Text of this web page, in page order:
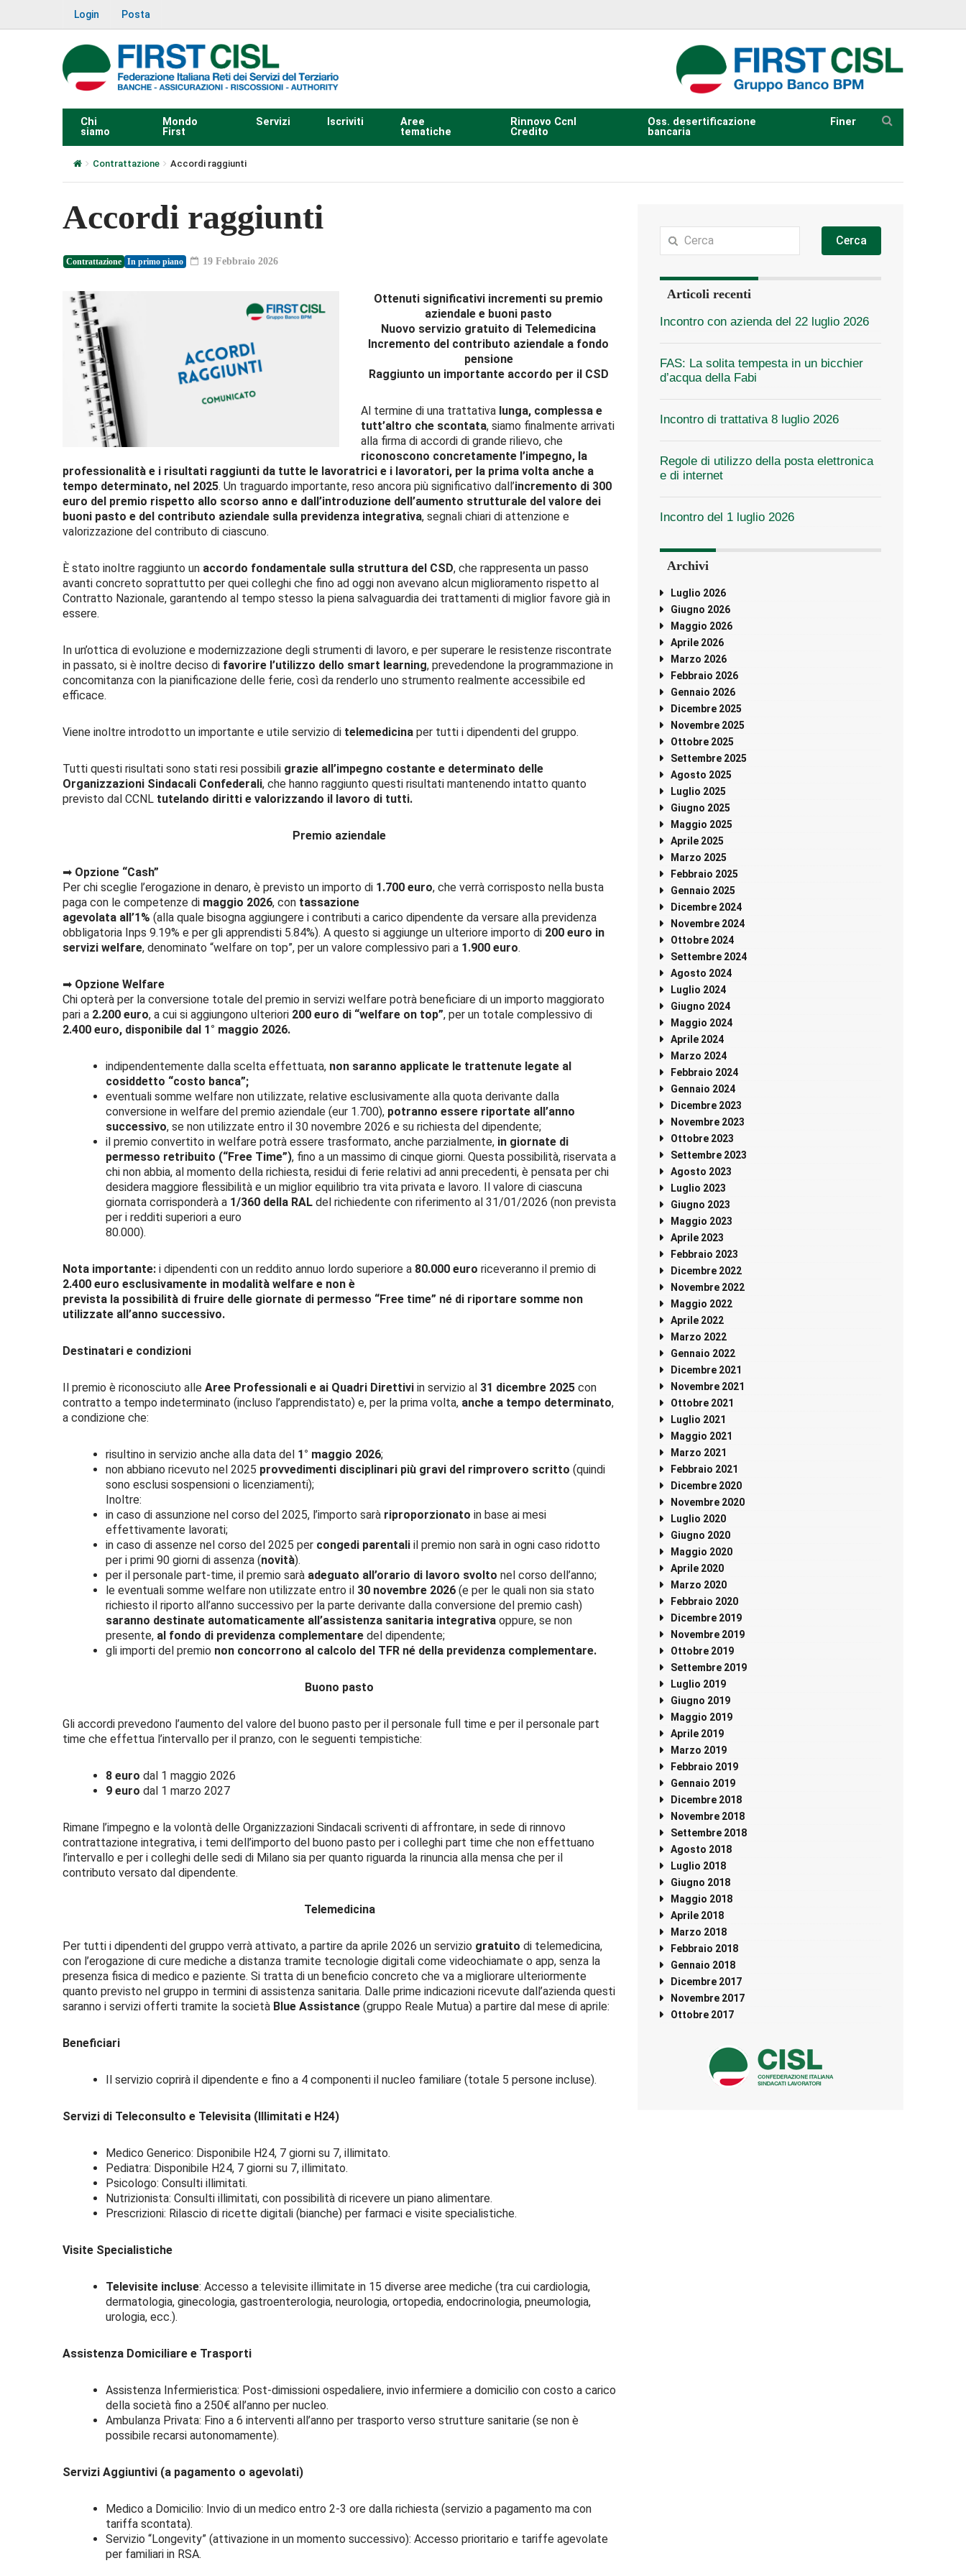
Login Posta
Chi
siamo
Mondo
First
Servizi Iscriviti
Aree
tematiche
Rinnovo Ccnl
Credito
Oss. desertificazione
bancaria
Finer
Contrattazione Accordi raggiunti
Accordi raggiunti
Contrattazione In primo piano 19 Febbraio 2026
Ottenuti significativi incrementi su premio
aziendale e buoni pasto
Nuovo servizio gratuito di Telemedicina
Incremento del contributo aziendale a fondo
pensione
Raggiunto un importante accordo per il CSD
Al termine di una trattativa lunga, complessa e
tutt’altro che scontata, siamo finalmente arrivati
alla firma di accordi di grande rilievo, che
riconoscono concretamente l’impegno, la
professionalità e i risultati raggiunti da tutte le lavoratrici e i lavoratori, per la prima volta anche a
tempo determinato, nel 2025. Un traguardo importante, reso ancora più significativo dall’incremento di 300
euro del premio rispetto allo scorso anno e dall’introduzione dell’aumento strutturale del valore dei
buoni pasto e del contributo aziendale sulla previdenza integrativa, segnali chiari di attenzione e
valorizzazione del contributo di ciascuno.
È stato inoltre raggiunto un accordo fondamentale sulla struttura del CSD, che rappresenta un passo
avanti concreto soprattutto per quei colleghi che fino ad oggi non avevano alcun miglioramento rispetto al
Contratto Nazionale, garantendo al tempo stesso la piena salvaguardia dei trattamenti di miglior favore già in
essere.
In un’ottica di evoluzione e modernizzazione degli strumenti di lavoro, e per superare le resistenze riscontrate
in passato, si è inoltre deciso di favorire l’utilizzo dello smart learning, prevedendone la programmazione in
concomitanza con la pianificazione delle ferie, così da renderlo uno strumento realmente accessibile ed
efficace.
Viene inoltre introdotto un importante e utile servizio di telemedicina per tutti i dipendenti del gruppo.
Tutti questi risultati sono stati resi possibili grazie all’impegno costante e determinato delle
Organizzazioni Sindacali Confederali, che hanno raggiunto questi risultati mantenendo intatto quanto
previsto dal CCNL tutelando diritti e valorizzando il lavoro di tutti.
Premio aziendale
➡ Opzione “Cash”
Per chi sceglie l’erogazione in denaro, è previsto un importo di 1.700 euro, che verrà corrisposto nella busta
paga con le competenze di maggio 2026, con tassazione
agevolata all’1% (alla quale bisogna aggiungere i contributi a carico dipendente da versare alla previdenza
obbligatoria Inps 9.19% e per gli apprendisti 5.84%). A questo si aggiunge un ulteriore importo di 200 euro in
servizi welfare, denominato “welfare on top”, per un valore complessivo pari a 1.900 euro.
➡ Opzione Welfare
Chi opterà per la conversione totale del premio in servizi welfare potrà beneficiare di un importo maggiorato
pari a 2.200 euro, a cui si aggiungono ulteriori 200 euro di “welfare on top”, per un totale complessivo di
2.400 euro, disponibile dal 1° maggio 2026.
indipendentemente dalla scelta effettuata, non saranno applicate le trattenute legate al
cosiddetto “costo banca”;
eventuali somme welfare non utilizzate, relative esclusivamente alla quota derivante dalla
conversione in welfare del premio aziendale (eur 1.700), potranno essere riportate all’anno
successivo, se non utilizzate entro il 30 novembre 2026 e su richiesta del dipendente;
il premio convertito in welfare potrà essere trasformato, anche parzialmente, in giornate di
permesso retribuito (“Free Time”), fino a un massimo di cinque giorni. Questa possibilità, riservata a
chi non abbia, al momento della richiesta, residui di ferie relativi ad anni precedenti, è pensata per chi
desidera maggiore flessibilità e un miglior equilibrio tra vita privata e lavoro. Il valore di ciascuna
giornata corrisponderà a 1/360 della RAL del richiedente con riferimento al 31/01/2026 (non prevista
per i redditi superiori a euro
80.000).
Nota importante: i dipendenti con un reddito annuo lordo superiore a 80.000 euro riceveranno il premio di
2.400 euro esclusivamente in modalità welfare e non è
prevista la possibilità di fruire delle giornate di permesso “Free time” né di riportare somme non
utilizzate all’anno successivo.
Destinatari e condizioni
Il premio è riconosciuto alle Aree Professionali e ai Quadri Direttivi in servizio al 31 dicembre 2025 con
contratto a tempo indeterminato (incluso l’apprendistato) e, per la prima volta, anche a tempo determinato,
a condizione che:
risultino in servizio anche alla data del 1° maggio 2026;
non abbiano ricevuto nel 2025 provvedimenti disciplinari più gravi del rimprovero scritto (quindi
sono esclusi sospensioni o licenziamenti);
Inoltre:
in caso di assunzione nel corso del 2025, l’importo sarà riproporzionato in base ai mesi
effettivamente lavorati;
in caso di assenze nel corso del 2025 per congedi parentali il premio non sarà in ogni caso ridotto
per i primi 90 giorni di assenza (novità).
per il personale part-time, il premio sarà adeguato all’orario di lavoro svolto nel corso dell’anno;
le eventuali somme welfare non utilizzate entro il 30 novembre 2026 (e per le quali non sia stato
richiesto il riporto all’anno successivo per la parte derivante dalla conversione del premio cash)
saranno destinate automaticamente all’assistenza sanitaria integrativa oppure, se non
presente, al fondo di previdenza complementare del dipendente;
gli importi del premio non concorrono al calcolo del TFR né della previdenza complementare.
Buono pasto
Gli accordi prevedono l’aumento del valore del buono pasto per il personale full time e per il personale part
time che effettua l’intervallo per il pranzo, con le seguenti tempistiche:
8 euro dal 1 maggio 2026
9 euro dal 1 marzo 2027
Rimane l’impegno e la volontà delle Organizzazioni Sindacali scriventi di affrontare, in sede di rinnovo
contrattazione integrativa, i temi dell’importo del buono pasto per i colleghi part time che non effettuano
l’intervallo e per i colleghi delle sedi di Milano sia per quanto riguarda la rinuncia alla mensa che per il
contributo versato dal dipendente.
Telemedicina
Per tutti i dipendenti del gruppo verrà attivato, a partire da aprile 2026 un servizio gratuito di telemedicina,
con l’erogazione di cure mediche a distanza tramite tecnologie digitali come videochiamate o app, senza la
presenza fisica di medico e paziente. Si tratta di un beneficio concreto che va a migliorare ulteriormente
quanto previsto nel gruppo in termini di assistenza sanitaria. Dalle prime indicazioni ricevute dall’azienda questi
saranno i servizi offerti tramite la società Blue Assistance (gruppo Reale Mutua) a partire dal mese di aprile:
Beneficiari
Il servizio coprirà il dipendente e fino a 4 componenti il nucleo familiare (totale 5 persone incluse).
Servizi di Teleconsulto e Televisita (Illimitati e H24)
Medico Generico: Disponibile H24, 7 giorni su 7, illimitato.
Pediatra: Disponibile H24, 7 giorni su 7, illimitato.
Psicologo: Consulti illimitati.
Nutrizionista: Consulti illimitati, con possibilità di ricevere un piano alimentare.
Prescrizioni: Rilascio di ricette digitali (bianche) per farmaci e visite specialistiche.
Visite Specialistiche
Televisite incluse: Accesso a televisite illimitate in 15 diverse aree mediche (tra cui cardiologia,
dermatologia, ginecologia, gastroenterologia, neurologia, ortopedia, endocrinologia, pneumologia,
urologia, ecc.).
Assistenza Domiciliare e Trasporti
Assistenza Infermieristica: Post-dimissioni ospedaliere, invio infermiere a domicilio con costo a carico
della società fino a 250€ all’anno per nucleo.
Ambulanza Privata: Fino a 6 interventi all’anno per trasporto verso strutture sanitarie (se non è
possibile recarsi autonomamente).
Servizi Aggiuntivi (a pagamento o agevolati)
Medico a Domicilio: Invio di un medico entro 2-3 ore dalla richiesta (servizio a pagamento ma con
tariffa scontata).
Servizio “Longevity” (attivazione in un momento successivo): Accesso prioritario e tariffe agevolate
per familiari in RSA.
Cerca
Articoli recenti
Incontro con azienda del 22 luglio 2026
FAS: La solita tempesta in un bicchier
d’acqua della Fabi
Incontro di trattativa 8 luglio 2026
Regole di utilizzo della posta elettronica
e di internet
Incontro del 1 luglio 2026
Archivi
Luglio 2026
Giugno 2026
Maggio 2026
Aprile 2026
Marzo 2026
Febbraio 2026
Gennaio 2026
Dicembre 2025
Novembre 2025
Ottobre 2025
Settembre 2025
Agosto 2025
Luglio 2025
Giugno 2025
Maggio 2025
Aprile 2025
Marzo 2025
Febbraio 2025
Gennaio 2025
Dicembre 2024
Novembre 2024
Ottobre 2024
Settembre 2024
Agosto 2024
Luglio 2024
Giugno 2024
Maggio 2024
Aprile 2024
Marzo 2024
Febbraio 2024
Gennaio 2024
Dicembre 2023
Novembre 2023
Ottobre 2023
Settembre 2023
Agosto 2023
Luglio 2023
Giugno 2023
Maggio 2023
Aprile 2023
Febbraio 2023
Dicembre 2022
Novembre 2022
Maggio 2022
Aprile 2022
Marzo 2022
Gennaio 2022
Dicembre 2021
Novembre 2021
Ottobre 2021
Luglio 2021
Maggio 2021
Marzo 2021
Febbraio 2021
Dicembre 2020
Novembre 2020
Luglio 2020
Giugno 2020
Maggio 2020
Aprile 2020
Marzo 2020
Febbraio 2020
Dicembre 2019
Novembre 2019
Ottobre 2019
Settembre 2019
Luglio 2019
Giugno 2019
Maggio 2019
Aprile 2019
Marzo 2019
Febbraio 2019
Gennaio 2019
Dicembre 2018
Novembre 2018
Settembre 2018
Agosto 2018
Luglio 2018
Giugno 2018
Maggio 2018
Aprile 2018
Marzo 2018
Febbraio 2018
Gennaio 2018
Dicembre 2017
Novembre 2017
Ottobre 2017